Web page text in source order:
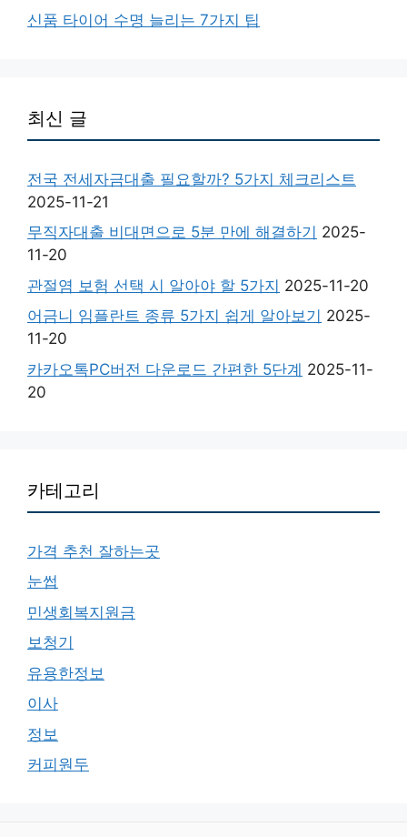
신품 타이어 수명 늘리는 7가지 팁
최신 글
전국 전세자금대출 필요할까? 5가지 체크리스트
2025-11-21
무직자대출 비대면으로 5분 만에 해결하기 2025-
11-20
관절염 보험 선택 시 알아야 할 5가지 2025-11-20
어금니 임플란트 종류 5가지 쉽게 알아보기 2025-
11-20
카카오톡PC버전 다운로드 간편한 5단계 2025-11-
20
카테고리
가격 추천 잘하는곳
눈썹
민생회복지원금
보청기
유용한정보
이사
정보
커피원두